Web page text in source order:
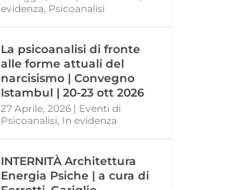
evidenza Psicoanalisi
La psicoanalisi di fronte
alle forme attuali del
narcisismo | Convegno
Istambul | 20-23 ott 2026
27 Aprile, 2026 | Eventi di
Psicoanalisi In evidenza
INTERNITÀ Architettura
Energia Psiche | a cura di